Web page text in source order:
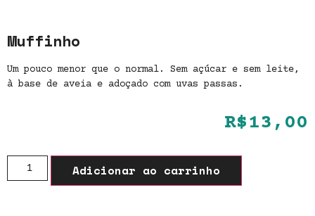
Muffinho
Um pouco menor que o normal. Sem açúcar e sem leite,
à base de aveia e adoçado com uvas passas.
R$13,00
Adicionar ao carrinho